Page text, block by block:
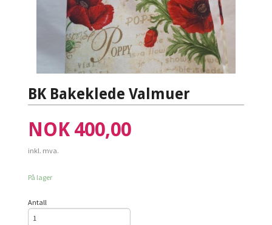
BK Bakeklede Valmuer
Pris
NOK 400,00
inkl. mva.
På lager
Antall